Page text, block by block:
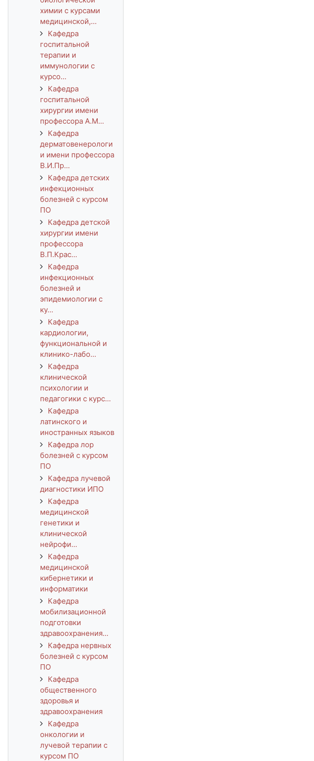
химии с курсами
медицинской,...
Кафедра
госпитальной
терапии и
иммунологии с
курсо...
Кафедра
госпитальной
хирургии имени
профессора А.М...
Кафедра
дерматовенерологи
и имени профессора
В.И.Пр...
Кафедра детских
инфекционных
болезней с курсом
ПО
Кафедра детской
хирургии имени
профессора
В.П.Крас...
Кафедра
инфекционных
болезней и
эпидемиологии с
ку...
Кафедра
кардиологии,
функциональной и
клинико-лабо...
Кафедра
клинической
психологии и
педагогики с курс...
Кафедра
латинского и
иностранных языков
Кафедра лор
болезней с курсом
ПО
Кафедра лучевой
диагностики ИПО
Кафедра
медицинской
генетики и
клинической
нейрофи...
Кафедра
медицинской
кибернетики и
информатики
Кафедра
мобилизационной
подготовки
здравоохранения...
Кафедра нервных
болезней с курсом
ПО
Кафедра
общественного
здоровья и
здравоохранения
Кафедра
онкологии и
лучевой терапии с
курсом ПО